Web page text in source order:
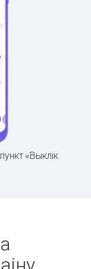
«Выклік